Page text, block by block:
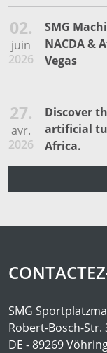
02.
juin
2026
SMG
NACDA &
Vegas
27.
avr.
2026
Discover
artificial
Africa.
SMG
Robert-Bosch-Str.
DE - 89269